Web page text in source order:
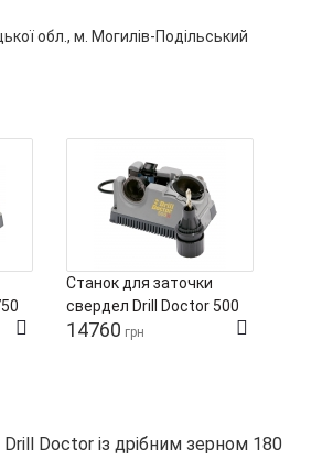
обл., м. Могилів-Подільський
Станок для заточки
свердел Drill Doctor 500
14760 грн
Doctor із дрібним зерном 180